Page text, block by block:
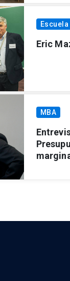
Eric
MBA